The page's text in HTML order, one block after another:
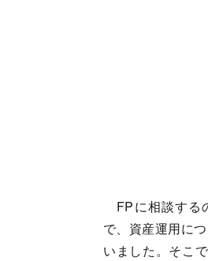
FPに相談する
で、資産運用に
いました。そこ